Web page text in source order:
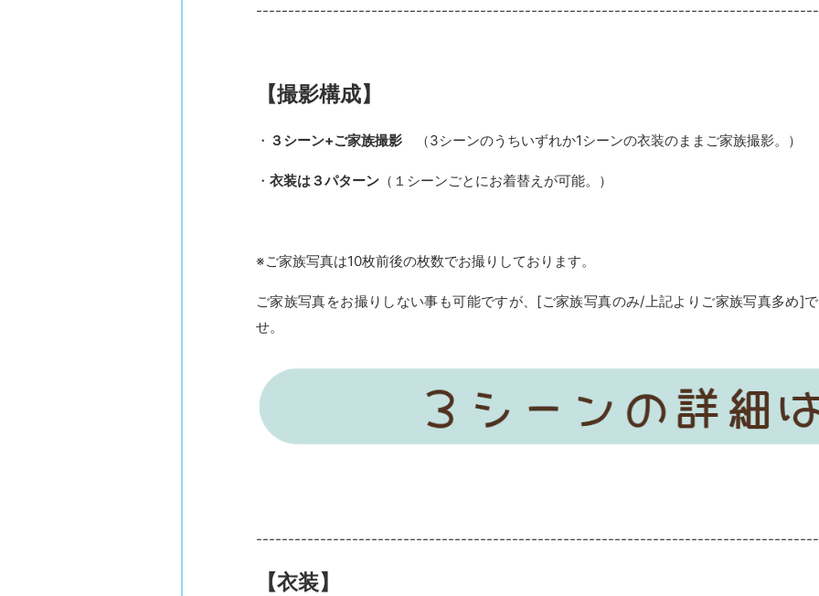
【撮影構成】
・ ３シーン+ご家族撮影 （3シーンのうちいずれか1シーンの衣装のままご家族撮影。）
・ 衣装は３パターン （１シーンごとにお着替えが可能。）
※ご家族写真は10枚前後の枚数でお撮りしております。
ご家族写真をお撮りしない事も可能ですが、[ご家族写真のみ/上記よりご家族写真多め]
せ。
【衣装】